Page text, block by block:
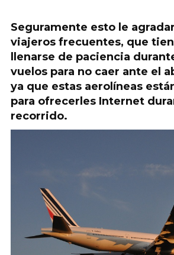
Seguramente esto le
viajeros frecuentes, que
llenarse de paciencia
vuelos para no caer ante el
ya que estas aerolíneas
para ofrecerles Internet
recorrido.